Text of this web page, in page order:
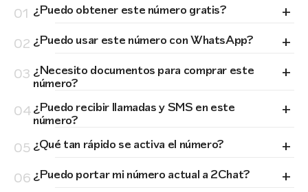
01 ¿Puedo obtener este número gratis? +
02 ¿Puedo usar este número con WhatsApp? +
03 ¿Necesito documentos para comprar este
número? +
04¿Puedo recibir llamadas y SMS en este
número? +
05 ¿Qué tan rápido se activa el número? +
06 ¿Puedo portar mi número actual a 2Chat? +